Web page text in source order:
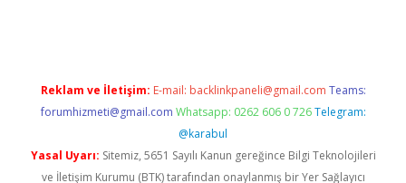
Reklam ve İletişim: E-mail: backlinkpaneli@gmail.com Teams:
forumhizmeti@gmail.com Whatsapp: 0262 606 0 726 Telegram:
@karabul
Yasal Uyarı: Sitemiz, 5651 Sayılı Kanun gereğince Bilgi Teknolojileri
ve İletişim Kurumu (BTK) tarafından onaylanmış bir Yer Sağlayıcı